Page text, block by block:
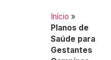
Início »
Planos de
Saúde para
Gestantes